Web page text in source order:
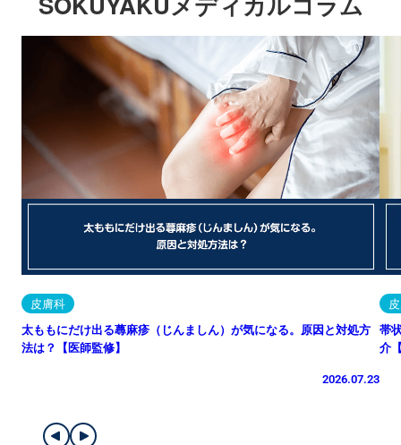
皮膚科
太ももにだけ出る蕁麻疹（じんましん）が気になる。原因と対処方
法は？【医師監修】
2026.07.23
帯
介